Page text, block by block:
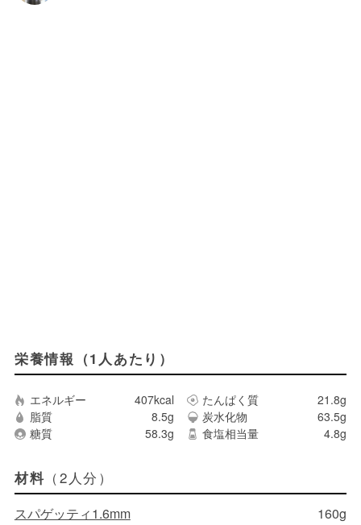
栄養情報（1人あたり）
エネルギー 407kcal たんぱく質
21.8g
脂質
8.5g 炭水化物
63.5g
糖質
58.3g 食塩相当量 4.8g
材料 （2人分）
スパゲッティ1.6mm
160g